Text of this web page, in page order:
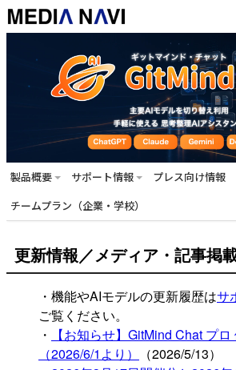
製品概要 サポート情報 プレス向け情報
チームプラン（企業・学校）
更新情報／メディア・記事掲
・機能やAIモデルの更新履歴はサ
ご覧ください。
・
【お知らせ】GitMind Chat プ
（2026/6/1より）
（2026/5/13）